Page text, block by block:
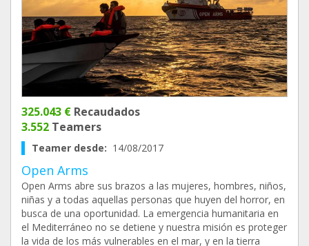
325.043 € Recaudados
3.552 Teamers
Teamer desde: 14/08/2017
Open Arms
Open Arms abre sus brazos a las mujeres, hombres, niños,
niñas y a todas aquellas personas que huyen del horror, en
busca de una oportunidad. La emergencia humanitaria en
el Mediterráneo no se detiene y nuestra misión es proteger
la vida de los más vulnerables en el mar, y en la tierra